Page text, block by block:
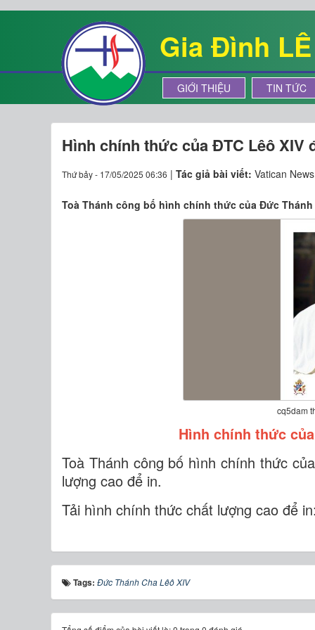
Gia Đình LÊ
GIỚI THIỆU TIN TỨC
Hình chính thức của ĐTC Lêô XIV
Thứ bảy - 17/05/2025 06:36 | Tác giả bài viết: Vatican
Toà Thánh công bố hình chính thức của Đức
cq5dam
Hình chính thức
Toà Thánh công bố hình chính thức
lượng cao để in.
Tải hình chính thức chất lượng cao để
Tags: Đức Thánh Cha Lêô XIV